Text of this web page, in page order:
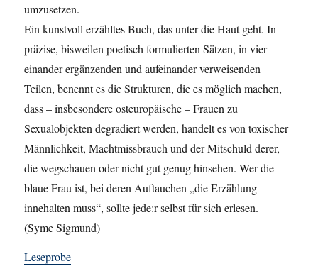
umzusetzen.
Ein kunstvoll erzähltes Buch, das unter die Haut geht. In
präzise, bisweilen poetisch formulierten Sätzen, in vier
einander ergänzenden und aufeinander verweisenden
Teilen, benennt es die Strukturen, die es möglich machen,
dass – insbesondere osteuropäische – Frauen zu
Sexualobjekten degradiert werden, handelt es von toxischer
Männlichkeit, Machtmissbrauch und der Mitschuld derer,
die wegschauen oder nicht gut genug hinsehen. Wer die
blaue Frau ist, bei deren Auftauchen „die Erzählung
innehalten muss“, sollte jede:r selbst für sich erlesen.
(Syme Sigmund)
Leseprobe